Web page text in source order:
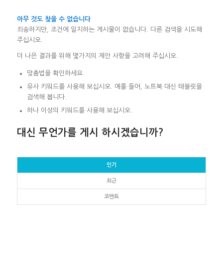
아무 것도 찾을 수 없습니다
죄송하지만, 조건에 일치하는 게시물이 없습니다. 다른 검색을 시도해
주십시오.
더 나은 결과를 위해 몇가지의 제안 사항을 고려해 주십시오.
맞춤법을 확인하세요.
유사 키워드를 사용해 보십시오. 예를 들어, 노트북 대신 태블릿을
검색해 봅니다.
하나 이상의 키워드를 사용해 보십시오.
대신 무언가를 게시 하시겠습니까?
인기
최근
코멘트